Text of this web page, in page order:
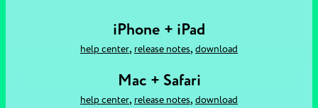
iPhone + iPad
help center, release notes, download
Mac + Safari
help center, release notes, download